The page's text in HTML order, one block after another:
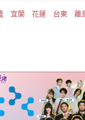
宜蘭 花蓮 台東 離